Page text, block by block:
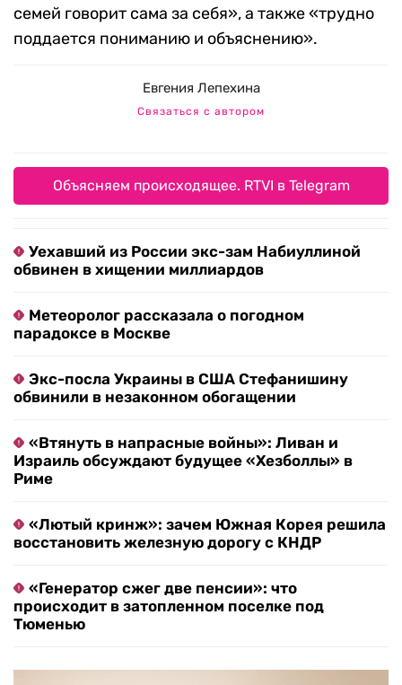
семей говорит сама за себя», а также «трудно
поддается пониманию и объяснению».
Евгения Лепехина
Связаться с автором
Объясняем происходящее. RTVI в Telegram
Уехавший из России экс-зам Набиуллиной
обвинен в хищении миллиардов
Метеоролог рассказала о погодном
парадоксе в Москве
Экс-посла Украины в США Стефанишину
обвинили в незаконном обогащении
«Втянуть в напрасные войны»: Ливан и
Израиль обсуждают будущее «Хезболлы» в
Риме
«Лютый кринж»: зачем Южная Корея решила
восстановить железную дорогу с КНДР
«Генератор сжег две пенсии»: что
происходит в затопленном поселке под
Тюменью